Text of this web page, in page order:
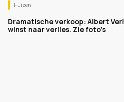
Huizen
Dramatische verkoop: Albert
winst naar verlies. Zie foto's